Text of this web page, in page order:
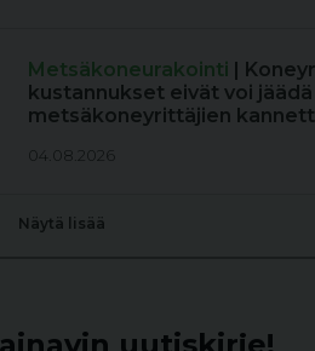
Metsäkoneurakointi |
kustannukset eivät voi
metsäkoneyrittäjien
04.08.2026
Näytä lisää
uutiskirje!